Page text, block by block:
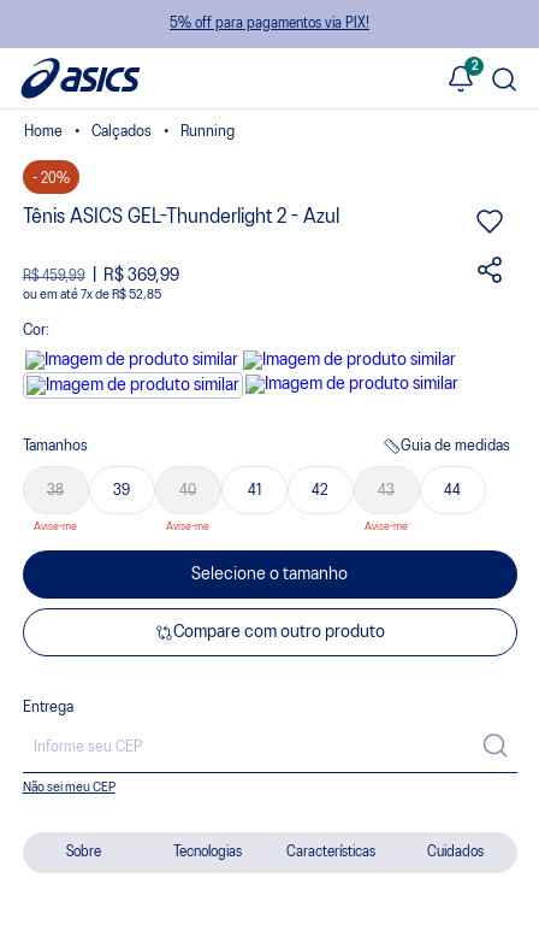
5% off para pagamentos via PIX!
2
Sobre Tecnologias Características Cuidados
Calçados Running
- 20%
Tênis ASICS GEL-Thunderlight 2 - Azul
R$ 459,99 R$ 369,99
ou 7xde R$ 52,85
Cor:
Tamanhos Guia de medidas
38 39 40 41 42 43 44
Selecione o tamanho
Compare com outro produto
Entrega
Não sei meu CEP